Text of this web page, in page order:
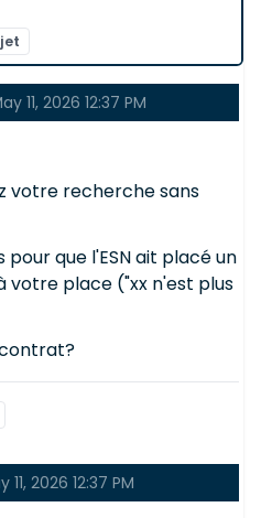
11, 2026 12:37 PM
votre recherche sans
pour que l'ESN ait placé un
votre place ("xx n'est plus
11, 2026 12:37 PM